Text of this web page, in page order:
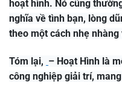
hoạt hình. Nó cũng
nghĩa về tình bạn, lòng
theo một cách nhẹ
Tóm lại, – Hoạt Hình là
công nghiệp giải trí,